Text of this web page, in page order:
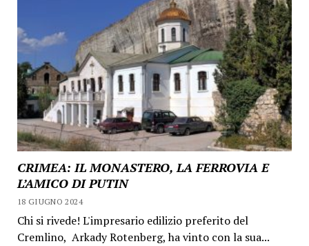
CRIMEA: IL MONASTERO, LA FERROVIA E
L’AMICO DI PUTIN
18 GIUGNO 2024
Chi si rivede! L'impresario edilizio preferito del
Cremlino, Arkady Rotenberg, ha vinto con la sua...